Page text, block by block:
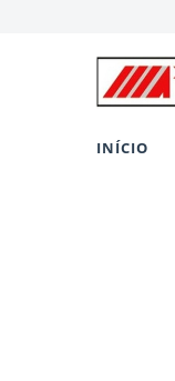
INÍCIO